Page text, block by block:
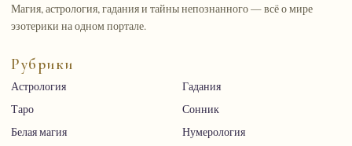
Магия, астрология, гадания и тайны непознанного — всё о мире
эзотерики на одном портале.
Рубрики
Астрология
Гадания
Таро
Сонник
Белая магия
Нумерология